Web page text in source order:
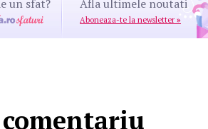
un sfat? Afla ultimele noutati
Aboneaza-te la newsletter »
comentariu